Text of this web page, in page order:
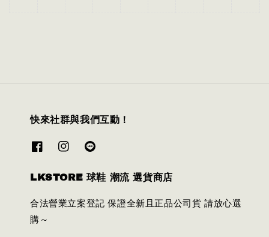
快來社群與我們互動！
LKSTORE 球鞋 潮流 選貨商店
合法營業立案登記 保證全新且正品公司貨 請放心選
購～